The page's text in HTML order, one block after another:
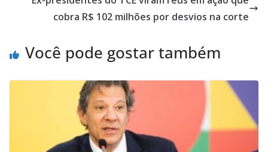
cobra R$ 102 milhões por desvios na corte
Você pode gostar também